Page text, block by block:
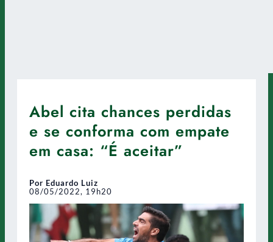
Abel cita chances perdidas
e se conforma com empate
em casa: “É aceitar”
Por Eduardo Luiz
08/05/2022, 19h20